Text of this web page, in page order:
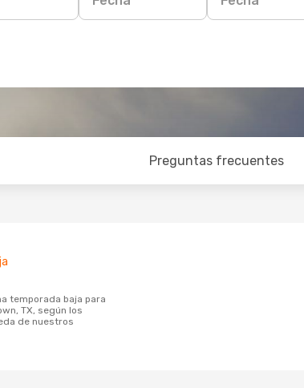
Preguntas frecuentes
TX, según los
de nuestros